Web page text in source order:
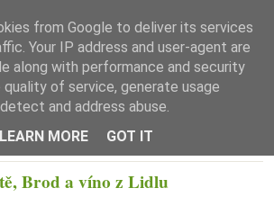
☰ Menu
Brod a víno z Lidlu
from Google to deliver its services
Your IP address and user-agent are
along with performance and security
of service, generate usage
and address abuse.
LEARN MORE
GOT IT